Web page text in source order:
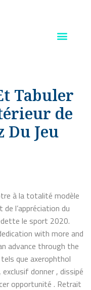
Tabuler
de
Du Jeu
à la totalité modèle
l’appréciation du
le sport 2020.
with more and
advance through the
que axerophthol
donner , dissipé
opportunité . Retrait